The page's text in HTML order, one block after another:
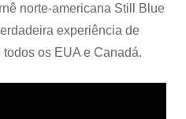
norte-americana Still Blue
experiência de
os EUA e Canadá.